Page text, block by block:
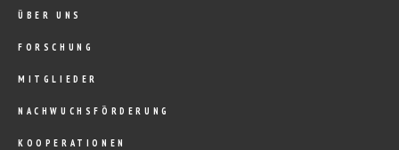
ÜBER UNS
FORSCHUNG
MITGLIEDER
NACHWUCHSFÖRDERUNG
KOOPERATIONEN